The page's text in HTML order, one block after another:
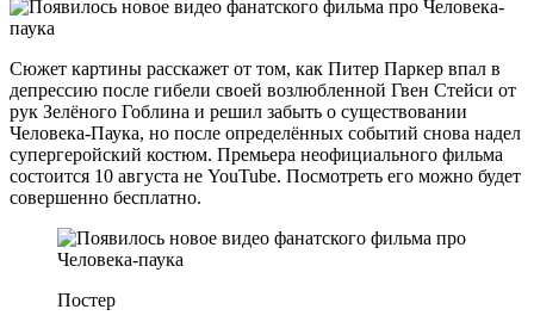
Сюжет картины расскажет от том, как Питер Паркер впал в
депрессию после гибели своей возлюбленной Гвен Стейси от
рук Зелёного Гоблина и решил забыть о существовании
Человека-Паука, но после определённых событий снова надел
супергеройский костюм. Премьера неофициального фильма
состоится 10 августа не YouTube. Посмотреть его можно будет
совершенно бесплатно.
Постер